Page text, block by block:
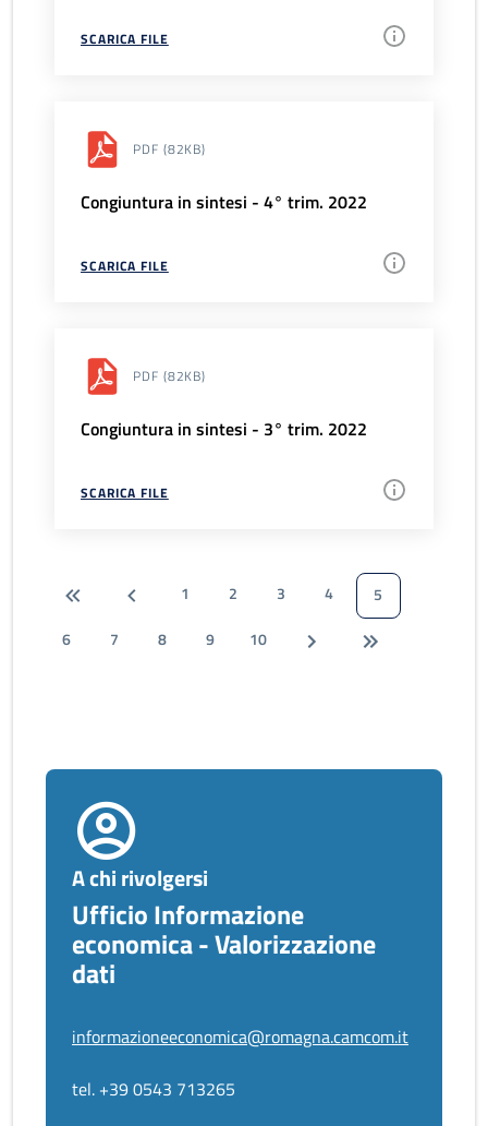
SCARICA FILE
PDF (82KB)
Congiuntura in sintesi - 4° trim. 2022
SCARICA FILE
PDF (82KB)
Congiuntura in sintesi - 3° trim. 2022
SCARICA FILE
1 2 3 4
5
6
7 8 9 10
A chi rivolgersi
Ufficio Informazione
economica - Valorizzazione
dati
informazioneeconomica@romagna.camcom.it
tel. +39 0543 713265